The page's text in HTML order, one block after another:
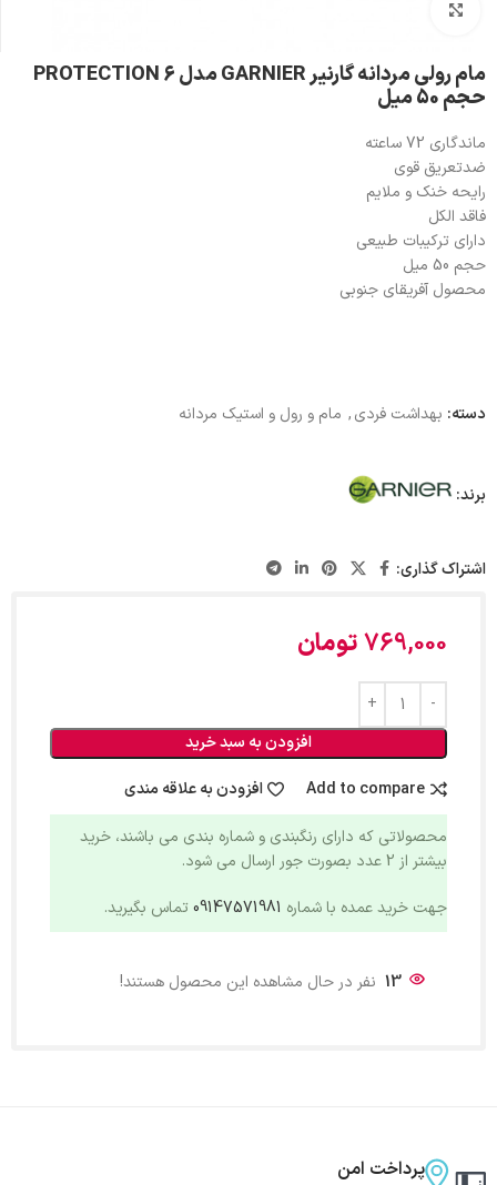
مام رولی مردانه گارنیر GARNIER مدل PROTECTION 6
حجم 50 میل
ماندگاری 72 ساعته
ضدتعریق قوی
رایحه خنک و ملایم
فاقد الکل
دارای ترکیبات طبیعی
حجم 50 میل
محصول آفریقای جنوبی
دسته: بهداشت فردی, مام و رول و استیک مردانه
برند:
اشتراک گذاری:
769,000تومان
افزودن به سبد خرید
Add to compare
افزودن به علاقه مندی
محصولاتی که دارای رنگبندی و شماره بندی می باشند، خرید
بیشتر از 2 عدد بصورت جور ارسال می شود.
جهت خرید عمده با شماره 09147571981 تماس بگیرید.
13 نفر در حال مشاهده این محصول هستند!
پرداخت امن